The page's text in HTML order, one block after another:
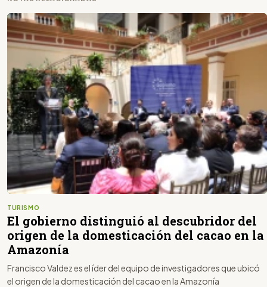
TURISMO
El gobierno distinguió al descubridor del
origen de la domesticación del cacao en la
Amazonía
Francisco Valdez es el íder del equipo de investigadores que ubicó
el origen de la domesticación del cacao en la Amazonía